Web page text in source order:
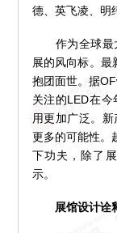
德、英飞凌、明
作为全球最大
展的风向标。最
抱团面世。据
关注的LED在
用更加广泛。
更多的可能性。
下功夫，除了
示。
展馆设计诠